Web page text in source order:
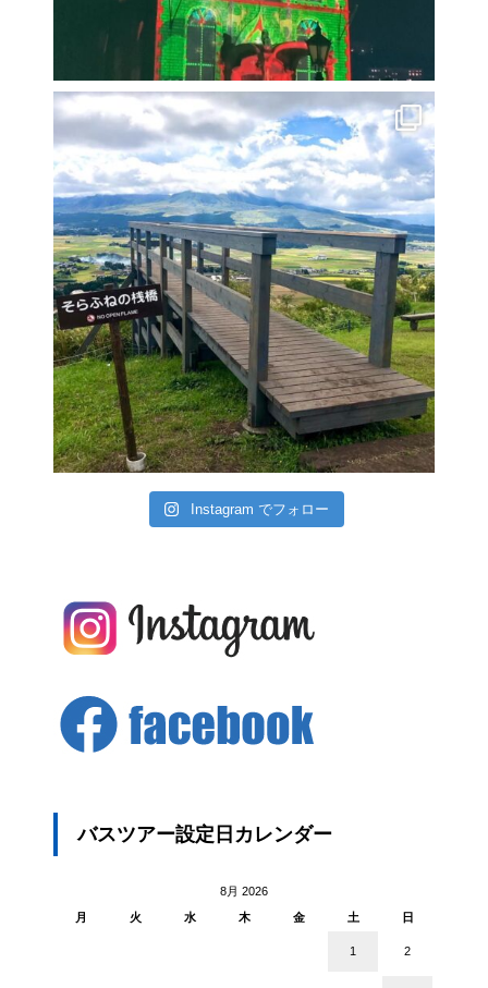
Instagram でフォロー
バスツアー設定日カレンダー
8月 2026
月
火 水 木 金 土 日
1 2